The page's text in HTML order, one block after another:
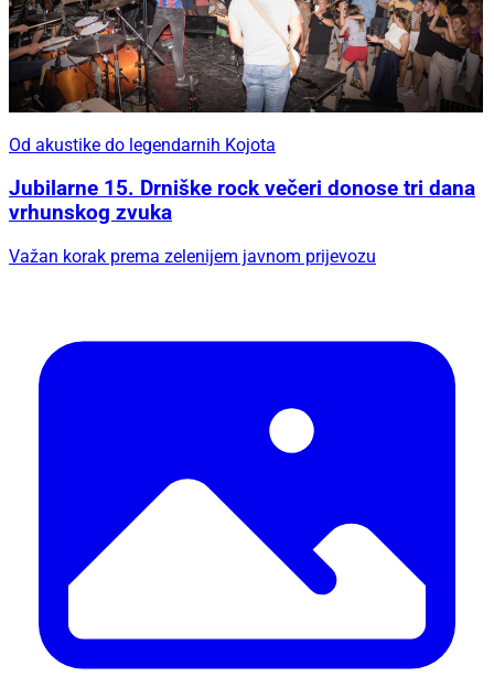
Od akustike do legendarnih Kojota
Jubilarne 15. Drniške rock večeri donose tri dana
vrhunskog zvuka
Važan korak prema zelenijem javnom prijevozu